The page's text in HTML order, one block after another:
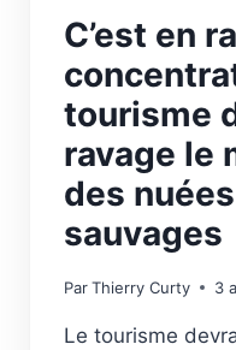
C’est en
tourisme
ravage le
des
sauvages
ParThierry Curty 3
Le tourisme